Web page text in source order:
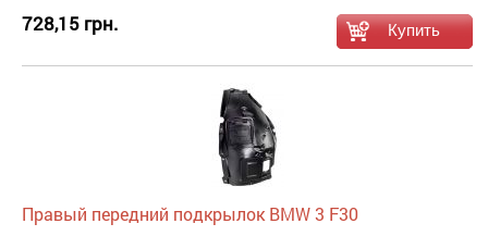
728,15 грн.
Правый передний подкрылок BMW 3 F30